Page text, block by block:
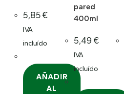
5,85€
IVA
incluído
AÑADIR
AL
pared
400ml
5,49€
IVA
incluído